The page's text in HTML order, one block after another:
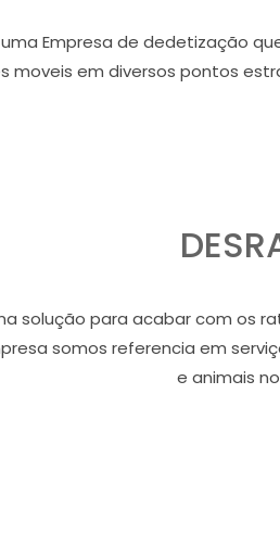
Empresa de dedetização
moveis em diversos pontos
solução para acabar com os
somos referencia em
e animais